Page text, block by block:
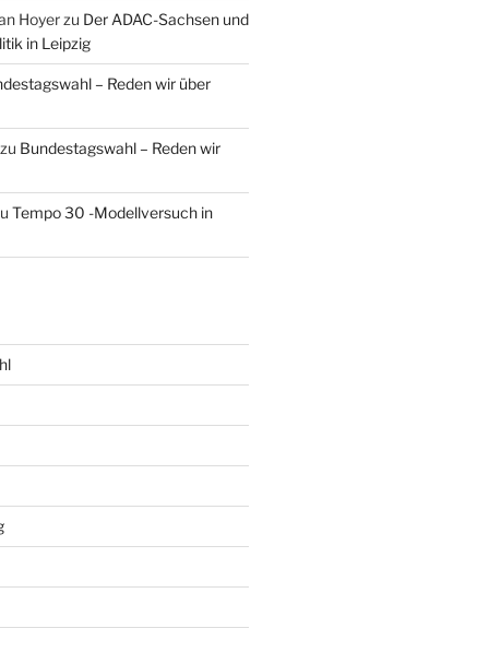
Hoyerzu Der ADAC-Sachsen und
in Leipzig
– Reden wir über
Bundestagswahl – Reden wir
Tempo 30 -Modellversuch in